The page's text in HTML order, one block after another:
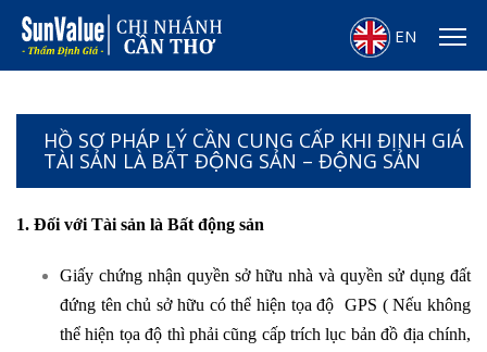
EN
HỒ SƠ PHÁP LÝ CẦN CUNG CẤP KHI ĐỊNH GIÁ
TÀI SẢN LÀ BẤT ĐỘNG SẢN – ĐỘNG SẢN
1. Đối với Tài sản là Bất động sản
Giấy chứng nhận quyền sở hữu nhà và quyền sử dụng đất
đứng tên chủ sở hữu có thể hiện tọa độ GPS ( Nếu không
thể hiện tọa độ thì phải cũng cấp trích lục bản đồ địa chính,